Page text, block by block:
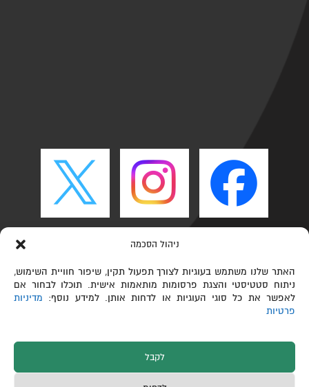
ניהול הסכמה
האתר שלנו משתמש בעוגיות לצורך תפעול תקין, שיפור חוויית השימוש,
ניתוח סטטיסטי והצגת פרסומות מותאמות אישית. תוכלו לבחור אם
לאפשר את כל סוגי העוגיות או לדחות אותן. למידע נוסף: מדיניות
פרטיות
לקבל